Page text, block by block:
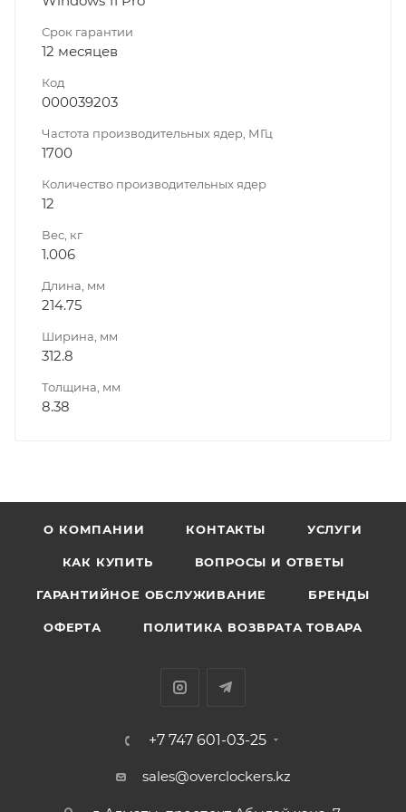
Срок гарантии
12 месяцев
Код
000039203
Частота производительных ядер, МГц
1700
Количество производительных ядер
12
Вес, кг
1.006
Длина, мм
214.75
Ширина, мм
312.8
Толщина, мм
8.38
О КОМПАНИИ КОНТАКТЫ УСЛУГИ
КАК КУПИТЬ ВОПРОСЫ И ОТВЕТЫ
ГАРАНТИЙНОЕ ОБСЛУЖИВАНИЕ БРЕНДЫ
ОФЕРТА ПОЛИТИКА ВОЗВРАТА ТОВАРА
+7 747 601-03-25
sales@overclockers.kz